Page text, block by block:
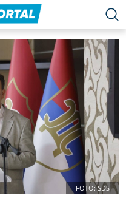
FOTO: SDS